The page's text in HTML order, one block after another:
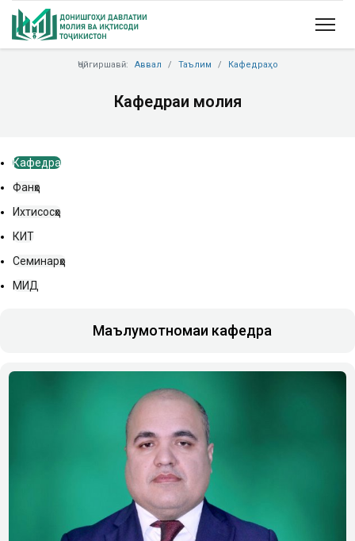
Ҷойгиршавӣ: Аввал Таълим Кафедраҳо
Кафедраи молия
Кафедра
Фанҳо
Ихтисосҳо
КИТ
Семинарҳо
МИД
Маълумотномаи кафедра